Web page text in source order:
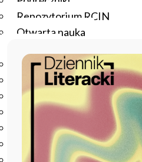
Repozytorium RCIN
Otwarta nauka
Studia podyplomowe
Szkolenia
Szkoła Doktorska Anthropos
Erasmus
Olimpiada Literatury i